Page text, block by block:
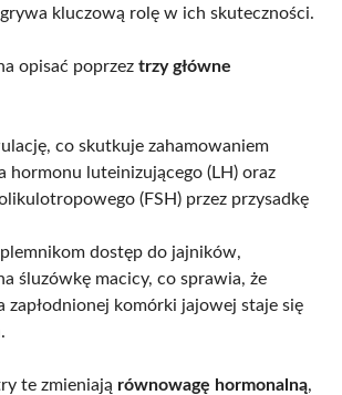
kluczową rolę w ich skuteczności.
opisać poprzez trzy główne
co skutkuje zahamowaniem
hormonu luteinizującego (LH) oraz
(FSH) przez przysadkę
dostęp do jajników,
śluzówkę macicy, co sprawia, że
zapłodnionej komórki jajowej staje się
te zmieniają równowagę hormonalną,